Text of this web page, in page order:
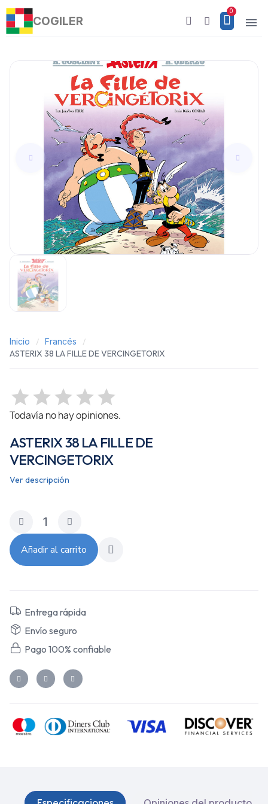
COGILER
Inicio Francés
ASTERIX 38 LA FILLE DE VERCINGETORIX
Todavía no hay opiniones.
ASTERIX 38 LA FILLE DE
VERCINGETORIX
Ver descripción
Añadir al carrito
Entrega rápida
Envío seguro
Pago 100% confiable